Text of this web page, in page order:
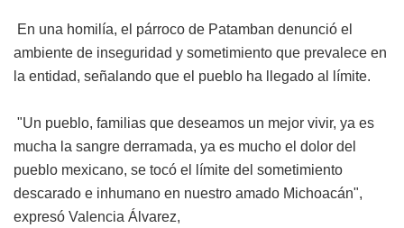
En una homilía, el párroco de Patamban denunció el
ambiente de inseguridad y sometimiento que prevalece en
la entidad, señalando que el pueblo ha llegado al límite.
"Un pueblo, familias que deseamos un mejor vivir, ya es
mucha la sangre derramada, ya es mucho el dolor del
pueblo mexicano, se tocó el límite del sometimiento
descarado e inhumano en nuestro amado Michoacán",
expresó Valencia Álvarez,